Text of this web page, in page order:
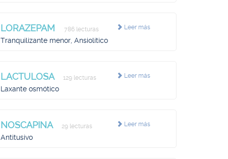
Leer más
LORAZEPAM 786 lecturas
Tranquilizante menor, Ansiolítico
Leer más
LACTULOSA 129 lecturas
Laxante osmótico
Leer más
NOSCAPINA 29 lecturas
Antitusivo